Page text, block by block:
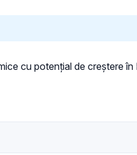
cu potențial de creștere